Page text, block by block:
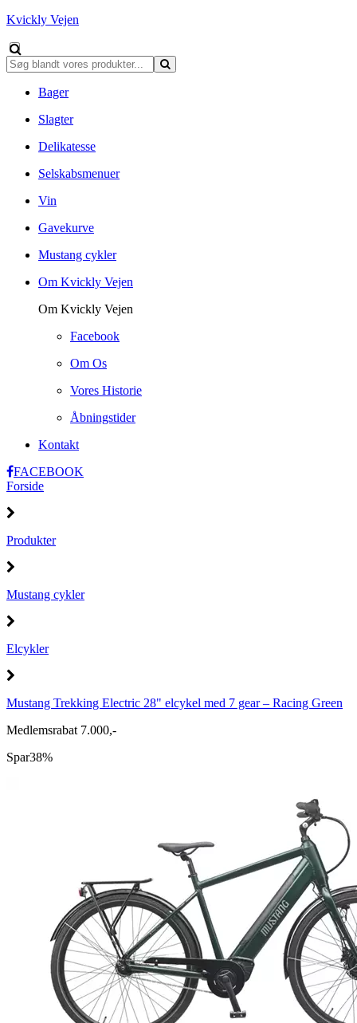
Kvickly Vejen
Bager
Slagter
Delikatesse
Selskabsmenuer
Vin
Gavekurve
Mustang cykler
Om Kvickly Vejen
Om Kvickly Vejen
Facebook
Om Os
Vores Historie
Åbningstider
Kontakt
FACEBOOK
Forside
Produkter
Mustang cykler
Elcykler
Mustang Trekking Electric 28" elcykel med 7 gear – Racing Green
Medlemsrabat 7.000,-
Spar38%